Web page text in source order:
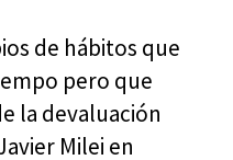
de hábitos que
pero que
la devaluación
Milei en